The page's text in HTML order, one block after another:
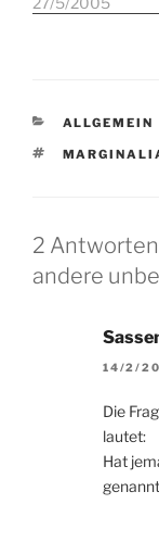
Advent lag: Es
vielen
einer ähnlichen
KATEGORIEN
ALLGEMEIN
2
andere
14/2/
Die
lautet:
Hat